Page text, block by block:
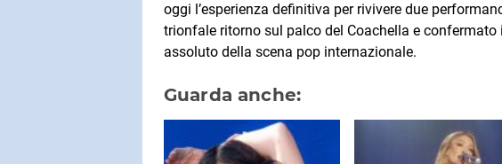
oggi l’esperienza definitiva per rivivere due
trionfale ritorno sul palco del Coachella e
assoluto della scena pop internazionale.
Guarda anche: